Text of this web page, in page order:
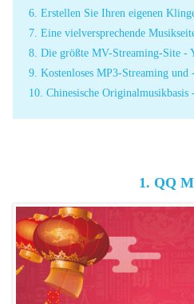
6. Erstellen Sie Ihren eigenen
7. Eine vielversprechende
8. Die größte MV-Streaming-Site -
9. Kostenloses MP3-Streaming
10. Chinesische Originalmusikbasis
1. QQ